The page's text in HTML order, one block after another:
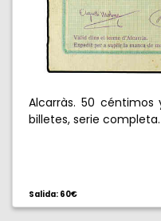
Alcarràs. 50 céntimos
billetes, serie completa.
Salida: 60€